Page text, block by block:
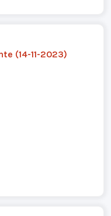
(14-11-2023)